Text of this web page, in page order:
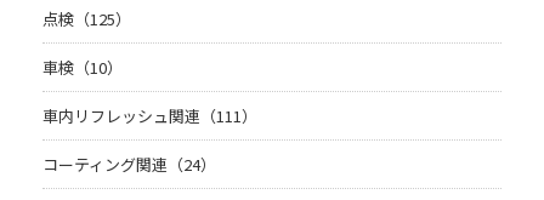
点検（125）
車検（10）
車内リフレッシュ関連（111）
コーティング関連（24）